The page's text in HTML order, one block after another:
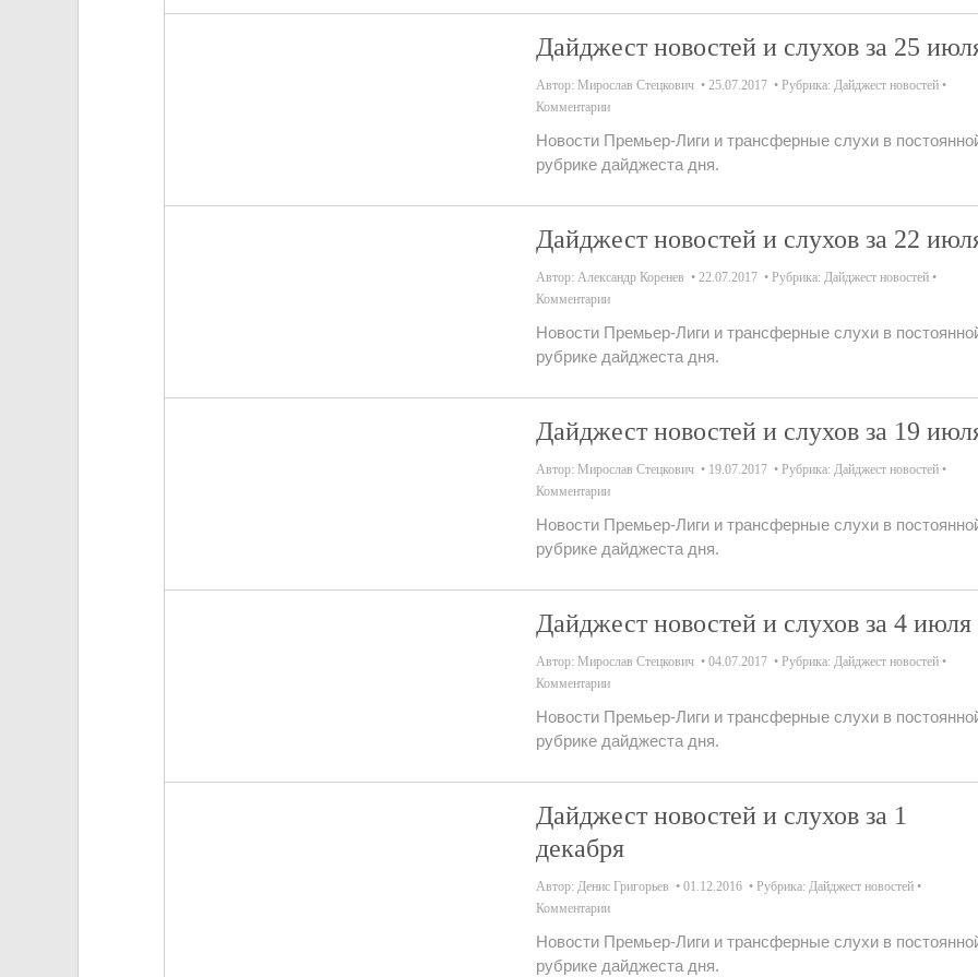
Дайджест новостей и слухов за 25
Автор: Мирослав Стецкович 25.07.2017 Рубрика: Дайджест новостей
Комментарии
Новости Премьер-Лиги и трансферные слухи в
рубрике дайджеста дня.
Дайджест новостей и слухов за 22
Автор: Александр Коренев 22.07.2017 Рубрика: Дайджест новостей
Комментарии
Новости Премьер-Лиги и трансферные слухи в
рубрике дайджеста дня.
Дайджест новостей и слухов за 19
Автор: Мирослав Стецкович 19.07.2017 Рубрика: Дайджест новостей
Комментарии
Новости Премьер-Лиги и трансферные слухи в
рубрике дайджеста дня.
Дайджест новостей и слухов за 4 июля
Автор: Мирослав Стецкович 04.07.2017 Рубрика: Дайджест новостей
Комментарии
Новости Премьер-Лиги и трансферные слухи в
рубрике дайджеста дня.
Дайджест новостей и слухов за 1
декабря
Автор: Денис Григорьев 01.12.2016 Рубрика: Дайджест новостей
Комментарии
Новости Премьер-Лиги и трансферные слухи в
рубрике дайджеста дня.